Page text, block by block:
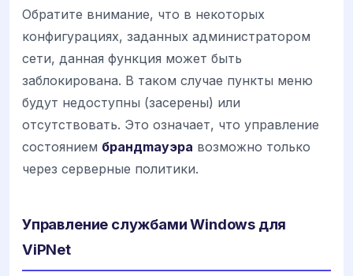
Обратите внимание, что в некоторых
конфигурациях, заданных администратором
сети, данная функция может быть
заблокирована. В таком случае пункты меню
будут недоступны (засерены) или
отсутствовать. Это означает, что управление
состоянием брандmaуэра возможно только
через серверные политики.
Управление службами Windows для
ViPNet